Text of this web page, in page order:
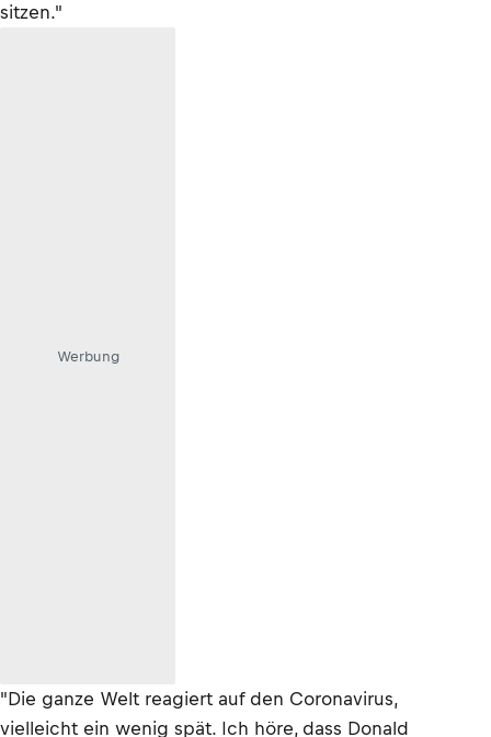
sitzen."
Werbung
"Die ganze Welt reagiert auf den Coronavirus,
vielleicht ein wenig spät. Ich höre, dass Donald